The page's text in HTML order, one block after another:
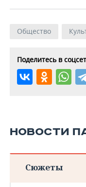
Общество
Поделитесь в
НОВОСТИ
Сюжеты